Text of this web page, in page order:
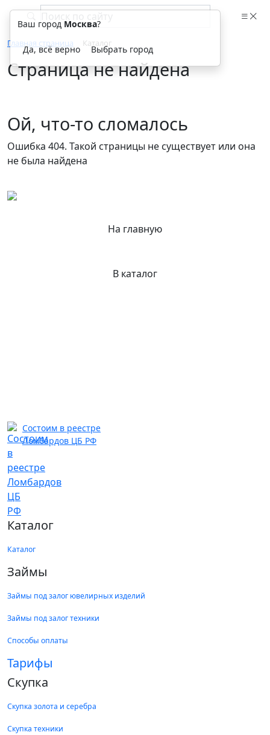
Главная страница Каталог
Страница не найдена
Ой, что-то сломалось
Ошибка 404. Такой страницы не существует или она
не была найдена
На главную
В каталог
Состоим в реестре
Ломбардов ЦБ РФ
Каталог
Каталог
Займы
Займы под залог ювелирных изделий
Займы под залог техники
Способы оплаты
Тарифы
Скупка
Скупка золота и серебра
Скупка техники
Ваш город Москва?
Да, всё верно Выбрать город